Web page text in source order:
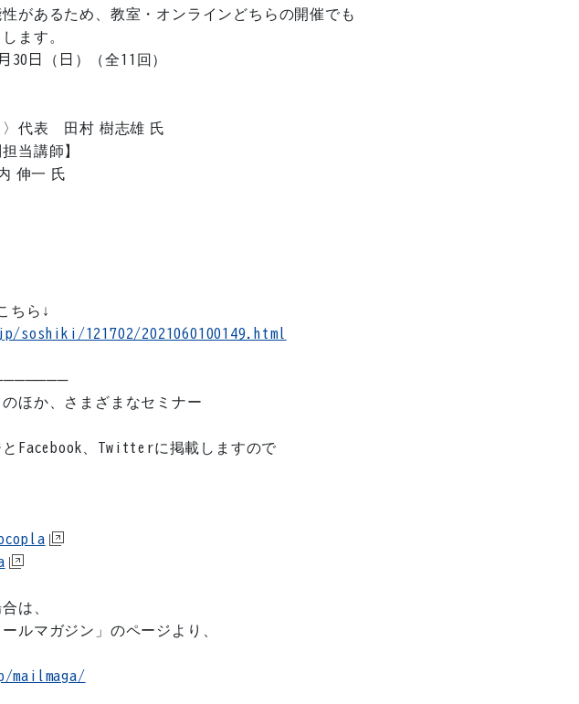
があるため、教室・オンラインどちらの開催でも
ます。
30日（日）（全11回）
〉代表 田村 樹志雄 氏
当講師】
伸一 氏
ちら↓
121702/2021060100149.html
ほか、さまざまなセミナー
Facebook、Twitterに掲載しますので
は、
ルマガジン」のページより、